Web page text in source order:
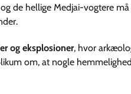
de hellige Medjai-vogtere
og eksplosioner, hvor
om, at nogle